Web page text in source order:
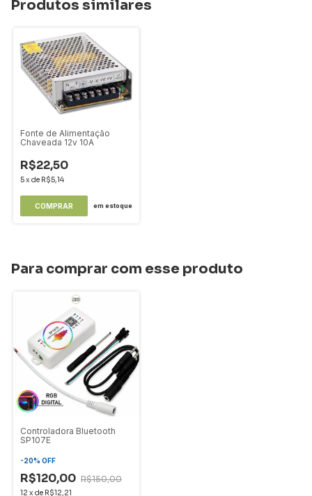
Produtos similares
Fonte de Alimentação
Chaveada 12v 10A
R$22,50
5x de R$5,14
em estoque
Para comprar com esse produto
Controladora Bluetooth
SP107E
-20% OFF
R$120,00 R$150,00
12 x de R$12,21